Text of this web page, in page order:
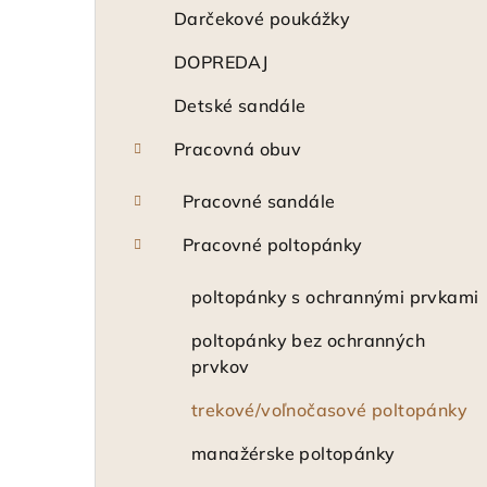
Darčekové poukážky
DOPREDAJ
Detské sandále
Pracovná obuv
Pracovné sandále
Pracovné poltopánky
poltopánky s ochrannými prvkami
poltopánky bez ochranných
prvkov
trekové/voľnočasové poltopánky
manažérske poltopánky